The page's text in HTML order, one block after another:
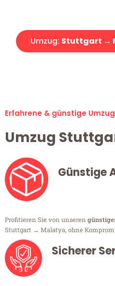
Umzug: Stuttgart →
Erfahrene & günstige
Umzug
Günstige
Profitieren Sie von unseren
Stuttgart → Malatya, ohne
Sicherer